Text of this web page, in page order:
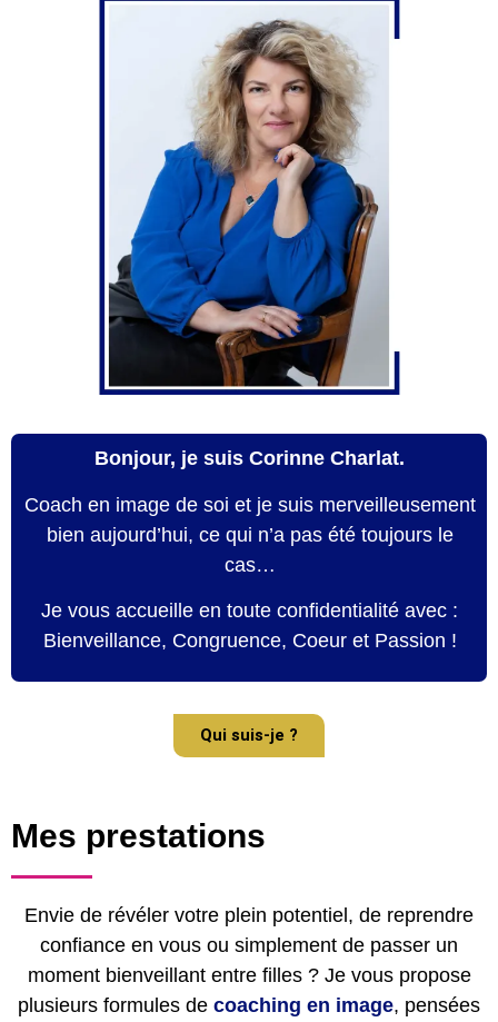
Bonjour, je suis Corinne Charlat.
Coach en image de soi et je suis merveilleusement
bien aujourd’hui, ce qui n’a pas été toujours le
cas…
Je vous accueille en toute confidentialité avec :
Bienveillance, Congruence, Coeur et Passion !
Qui suis-je ?
Mes prestations
Envie de révéler votre plein potentiel, de reprendre
confiance en vous ou simplement de passer un
moment bienveillant entre filles ? Je vous propose
plusieurs formules de coaching en image, pensées